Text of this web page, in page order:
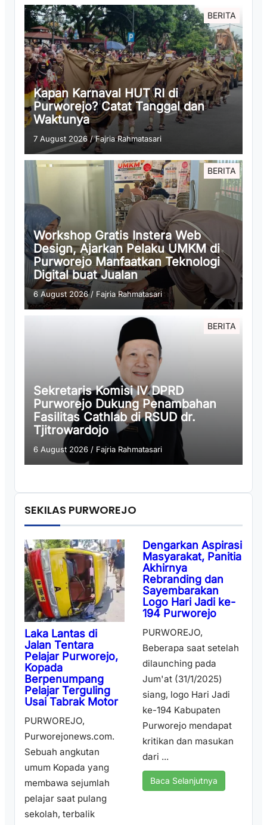
BERITA
Kapan Karnaval HUT RI di
Purworejo? Catat Tanggal dan
Waktunya
7 August 2026 /Fajria Rahmatasari
BERITA
Workshop Gratis Instera Web
Design, Ajarkan Pelaku UMKM di
Purworejo Manfaatkan Teknologi
Digital buat Jualan
6 August 2026/ Fajria Rahmatasari
BERITA
Sekretaris Komisi IV DPRD
Purworejo Dukung Penambahan
Fasilitas Cathlab di RSUD dr.
Tjitrowardojo
6 August 2026 / Fajria Rahmatasari
SEKILAS PURWOREJO
Laka Lantas di
Jalan Tentara
Pelajar Purworejo,
Kopada
Berpenumpang
Pelajar Terguling
Usai Tabrak Motor
PURWOREJO,
Purworejonews.com.
Sebuah angkutan
umum Kopada yang
membawa sejumlah
pelajar saat pulang
sekolah, terbalik
Dengarkan Aspirasi
Masyarakat, Panitia
Akhirnya
Rebranding dan
Sayembarakan
Logo Hari Jadi ke-
194 Purworejo
PURWOREJO,
Beberapa saat setelah
dilaunching pada
Jum'at (31/1/2025)
siang, logo Hari Jadi
ke-194 Kabupaten
Purworejo mendapat
kritikan dan masukan
dari ...
Baca Selanjutnya